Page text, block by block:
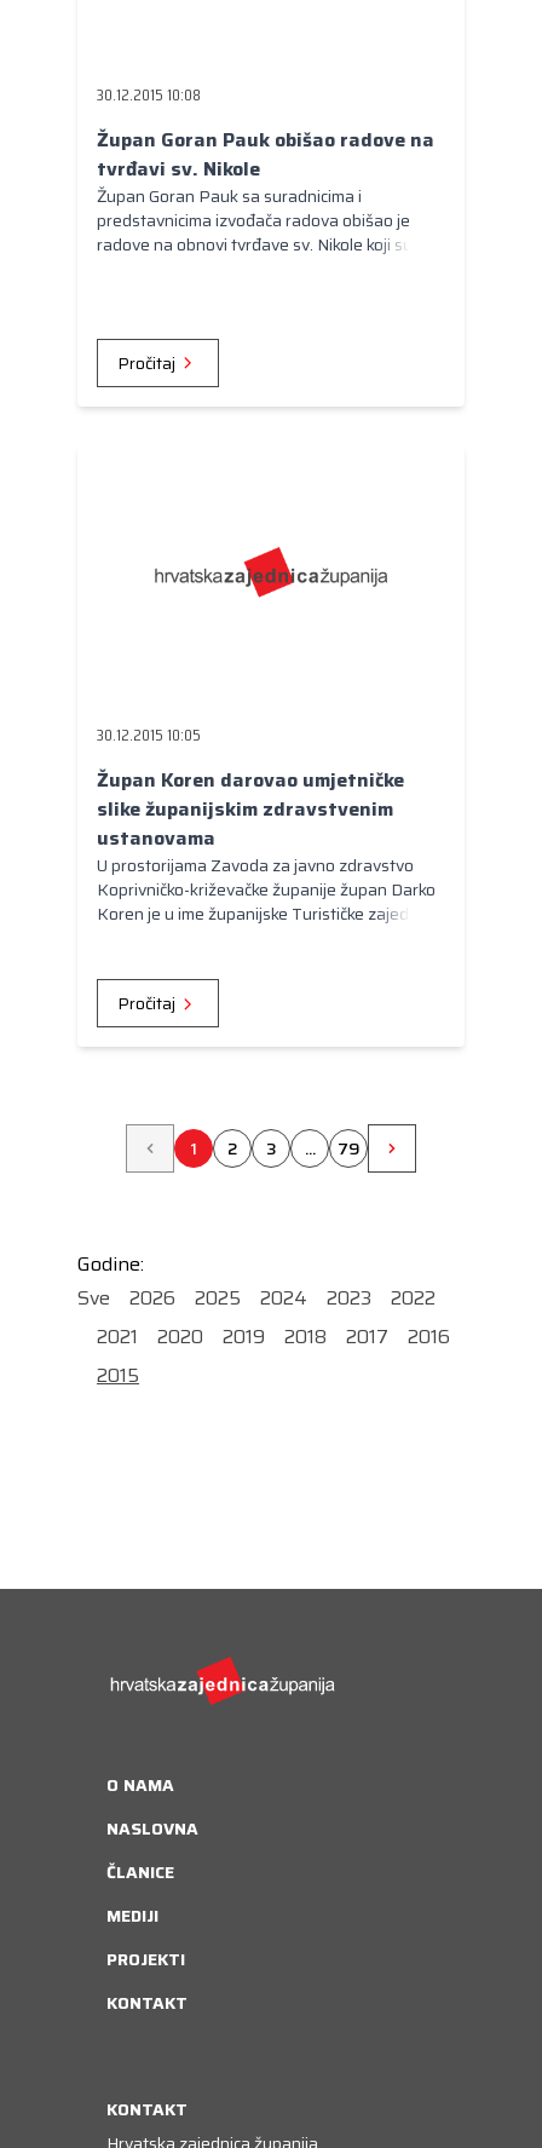
30.12.2015 10:08
Župan Goran Pauk obišao radove na
tvrđavi sv. Nikole
Župan Goran Pauk sa suradnicima i
predstavnicima izvođača radova obišao je
radove na obnovi tvrđave sv. Nikole koji su
Pročitaj
30.12.2015 10:05
Župan Koren darovao umjetničke
slike županijskim zdravstvenim
ustanovama
U prostorijama Zavoda za javno zdravstvo
Koprivničko-križevačke županije župan Darko
Koren je u ime županijske Turističke zajednice
Pročitaj
1 2 3 ... 79
Godine:
Sve
2026 2025 2024 2023
2022
2021
2020 2019 2018 2017
2016
2015
O NAMA
NASLOVNA
ČLANICE
MEDIJI
PROJEKTI
KONTAKT
KONTAKT